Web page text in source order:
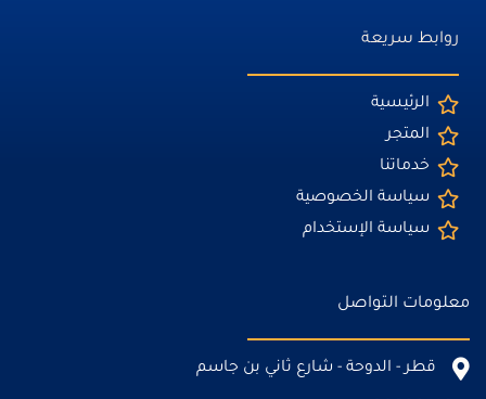
روابط سريعة
الرئيسية
المتجر
خدماتنا
سياسة الخصوصية
سياسة الإستخدام
معلومات التواصل
قطر - الدوحة - شارع ثاني بن جاسم